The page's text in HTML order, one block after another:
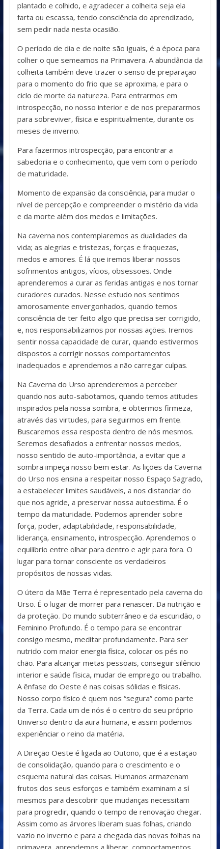
plantado e colhido, e agradecer a colheita seja ela
farta ou escassa, tendo consciência do aprendizado,
sem pedir nada nesta ocasião.
O período de dia e de noite são iguais, é a época para
colher o que semeamos na Primavera. A abundância da
colheita também deve trazer o senso de preparação
para o momento do frio que se aproxima, e para o
ciclo de morte da natureza. Para entrarmos em
introspecção, no nosso interior e de nos prepararmos
para sobreviver, física e espiritualmente, durante os
meses de inverno.
Para fazermos introspecção, para encontrar a
sabedoria e o conhecimento, que vem com o período
de maturidade.
Momento de expansão da consciência, para mudar o
nível de percepção e compreender o mistério da vida
e da morte além dos medos e limitações.
Na caverna nos contemplaremos as dualidades da
vida; as alegrias e tristezas, forças e fraquezas,
medos e amores. É lá que iremos liberar nossos
sofrimentos antigos, vícios, obsessões. Onde
aprenderemos a curar as feridas antigas e nos tornar
curadores curados. Nesse estudo nos sentimos
amorosamente envergonhados, quando temos
consciência de ter feito algo que precisa ser corrigido,
e, nos responsabilizamos por nossas ações. Iremos
sentir nossa capacidade de curar, quando estivermos
dispostos a corrigir nossos comportamentos
inadequados e aprendemos a não carregar culpas.
Na Caverna do Urso aprenderemos a perceber
quando nos auto-sabotamos, quando temos atitudes
inspirados pela nossa sombra, e obtermos firmeza,
através das virtudes, para seguirmos em frente.
Buscaremos essa resposta dentro de nós mesmos.
Seremos desafiados a enfrentar nossos medos,
nosso sentido de auto-importância, a evitar que a
sombra impeça nosso bem estar. As lições da Caverna
do Urso nos ensina a respeitar nosso Espaço Sagrado,
a estabelecer limites saudáveis, a nos distanciar do
que nos agride, a preservar nossa autoestima. É o
tempo da maturidade. Podemos aprender sobre
força, poder, adaptabilidade, responsabilidade,
liderança, ensinamento, introspecção. Aprendemos o
equilíbrio entre olhar para dentro e agir para fora. O
lugar para tornar consciente os verdadeiros
propósitos de nossas vidas.
O útero da Mãe Terra é representado pela caverna do
Urso. É o lugar de morrer para renascer. Da nutrição e
da proteção. Do mundo subterrâneo e da escuridão, o
Feminino Profundo. É o tempo para se encontrar
consigo mesmo, meditar profundamente. Para ser
nutrido com maior energia física, colocar os pés no
chão. Para alcançar metas pessoais, conseguir silêncio
interior e saúde fisica, mudar de emprego ou trabalho.
A ênfase do Oeste é nas coisas sólidas e físicas.
Nosso corpo físico é quem nos “segura” como parte
da Terra. Cada um de nós é o centro do seu próprio
Universo dentro da aura humana, e assim podemos
experiênciar o reino da matéria.
A Direção Oeste é ligada ao Outono, que é a estação
de consolidação, quando para o crescimento e o
esquema natural das coisas. Humanos armazenam
frutos dos seus esforços e também examinam a sí
mesmos para descobrir que mudanças necessitam
para progredir, quando o tempo de renovação chegar.
Assim como as árvores liberam suas folhas, criando
vazio no inverno e para a chegada das novas folhas na